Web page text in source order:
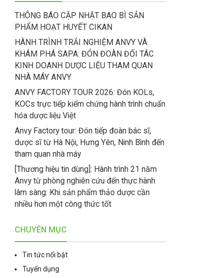
THÔNG BÁO CẬP NHẬT BAO BÌ SẢN
PHẨM HOẠT HUYẾT CIKAN
HÀNH TRÌNH TRẢI NGHIỆM ANVY VÀ
KHÁM PHÁ SAPA: ĐÓN ĐOÀN ĐỐI TÁC
KINH DOANH DƯỢC LIỆU THAM QUAN
NHÀ MÁY ANVY
ANVY FACTORY TOUR 2026: Đón KOLs,
KOCs trực tiếp kiểm chứng hành trình chuẩn
hóa dược liệu Việt
Anvy Factory tour: Đón tiếp đoàn bác sĩ,
dược sĩ từ Hà Nội, Hưng Yên, Ninh Bình đến
tham quan nhà máy
[Thương hiệu tin dùng]: Hành trình 21 năm
Anvy từ phòng nghiên cứu đến thực hành
lâm sàng: Khi sản phẩm thảo dược cần
nhiều hơn một công thức tốt
CHUYÊN MỤC
Tin tức nổi bật
Tuyển dụng